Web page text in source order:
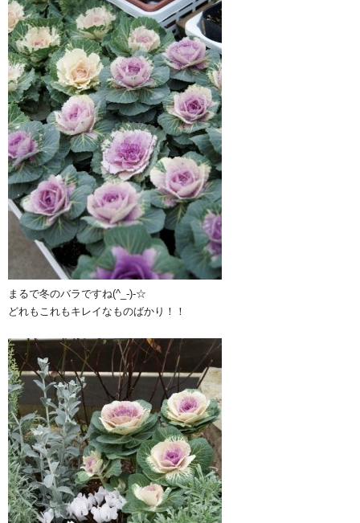
まるで冬のバラですね(^_-)-☆
どれもこれもキレイなものばかり！！